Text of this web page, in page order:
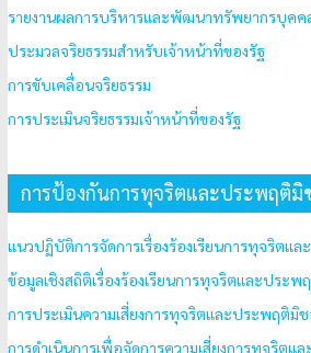
รายงานผลการบริหารและพัฒนาทรัพยากรบุคค
ประมวลจริยธรรมสำหรับเจ้าหน้าที่ของรัฐ
การขับเคลื่อนจริยธรรม
การประเมินจริยธรรมเจ้าหน้าที่ของรัฐ
การป้องกันการทุจริตและประพฤติ
แนวปฏิบัติการจัดการเรื่องร้องเรียนการทุจริตแ
ข้อมูลเชิงสถิติเรื่องร้องเรียนการทุจริตและประ
การประเมินความเสี่ยงการทุจริตและประพฤติมิ
การดำเนินการเพื่อจัดการความเสี่ยงการทุจริต